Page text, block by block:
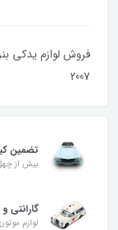
2007
تضمین
بیش از
گارانتی
لوازم